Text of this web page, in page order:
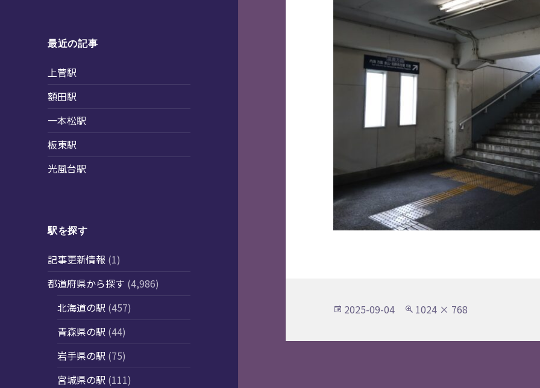
最近の記事
上菅駅
額田駅
一本松駅
板東駅
光風台駅
駅を探す
記事更新情報 (1)
都道府県から探す (4,986)
北海道の駅 (457)
青森県の駅 (44)
岩手県の駅 (75)
宮城県の駅 (111)
投
日:
2025-09-04
フ
サ
1024 × 768